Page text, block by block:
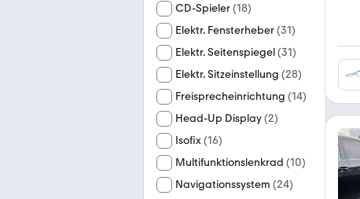
CD-Spieler(18)
Elektr. Fensterheber(31)
Elektr. Seitenspiegel(31)
Elektr. Sitzeinstellung (28)
Freisprecheinrichtung (14)
Head-Up Display(2)
Isofix(16)
Multifunktionslenkrad (10)
Navigationssystem (24)